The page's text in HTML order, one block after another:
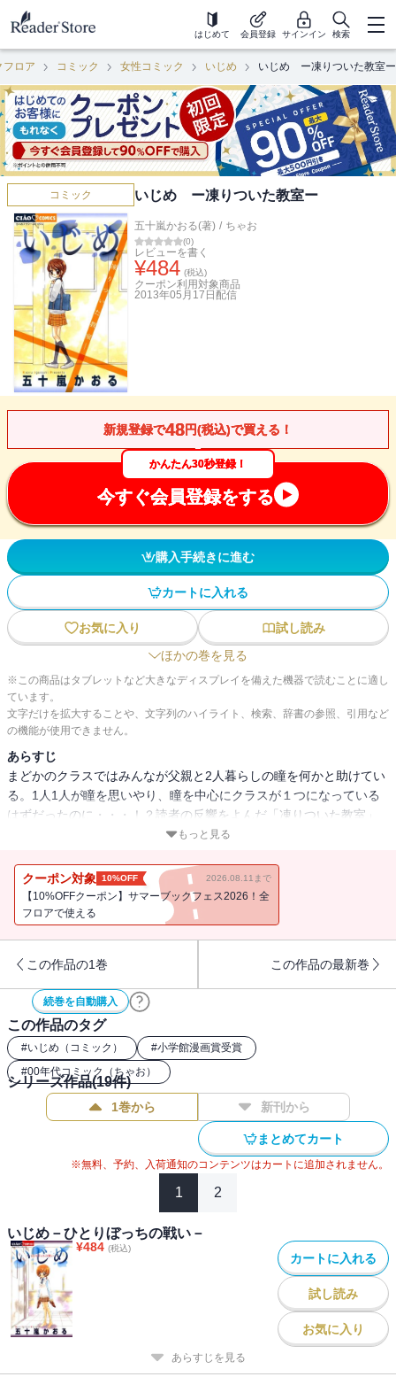
はじめて 会員登録 サインイン 検索
フロア コミック 女性コミック いじめ いじめ ー凍りついた教室ー
コミック いじめ ー凍りついた教室ー
五十嵐かおる(著) / ちゃお
(0)
レビューを書く
¥484 (税込)
クーポン利用対象商品
2013年05月17日 配信
新規登録で48円(税込)で買える！
かんたん30秒登録！
今すぐ会員登録をする
購入手続きに進む
カートに入れる
お気に入り
試し読み
ほかの巻を見る
※この商品はタブレットなど大きなディスプレイを備えた機器で読むことに適し
ています。
文字だけを拡大することや、文字列のハイライト、検索、辞書の参照、引用など
の機能が使用できません。
あらすじ
まどかのクラスではみんなが父親と2人暮らしの瞳を何かと助けてい
る。1人1人が瞳を思いやり、瞳を中心にクラスが１つになっている
はずだったのに・・・！？読者の反響をよんだ「凍りついた教室」
のほか、「友情の証」「絶望の彼方「閉ざされた未来」、そして渾
りませんか？誰かがいじめで悩んでいませんか？もしあなたの身近
なところでいじめが起きたら、あなたはどうしますか？
もっと見る
クーポン対象 10%OFF 2026.08.11まで
【10%OFFクーポン】サマーブックフェス2026！全
フロアで使える
この作品の1巻 この作品の最新巻
続巻を自動購入
この作品のタグ
#いじめ（コミック） #小学館漫画賞受賞
#00年代コミック（ちゃお）
シリーズ作品(19件)
1巻から 新刊から
まとめてカート
※無料、予約、入荷通知のコンテンツはカートに追加されません。
1 2
いじめ－ひとりぼっちの戦い－
¥484 (税込)
カートに入れる
試し読み
お気に入り
あらすじを見る